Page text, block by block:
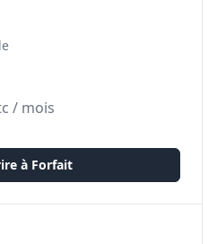
/ mois
à Forfait